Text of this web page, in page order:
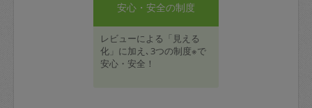
安心・安全の制度
レビューによる「見える
化」に加え､3つの制度※で
安心・安全！